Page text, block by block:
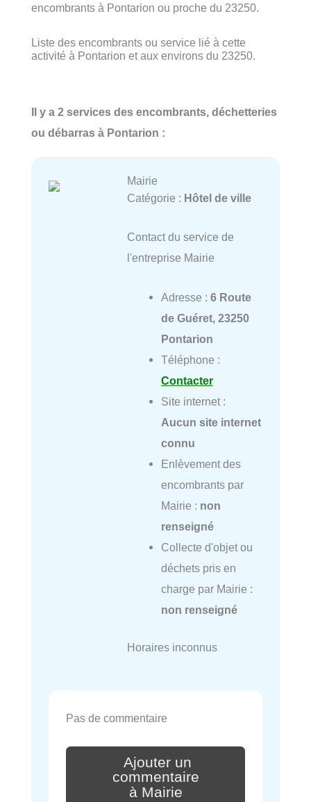
encombrants à Pontarion ou proche du 23250.
Liste des encombrants ou service lié à cette
activité à Pontarion et aux environs du 23250.
Il y a 2 services des encombrants, déchetteries
ou débarras à Pontarion :
Mairie
Catégorie : Hôtel de ville
Contact du service de
l'entreprise Mairie
Adresse : 6 Route
de Guéret, 23250
Pontarion
Téléphone :
Contacter
Site internet :
Aucun site internet
connu
Enlèvement des
encombrants par
Mairie : non
renseigné
Collecte d'objet ou
déchets pris en
charge par Mairie :
non renseigné
Horaires inconnus
Pas de commentaire
Ajouter un
commentaire
à Mairie